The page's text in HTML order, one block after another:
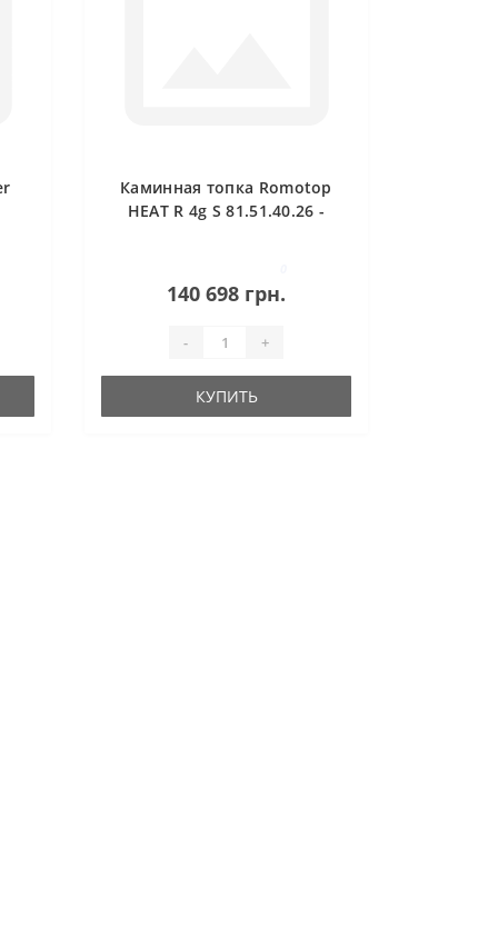
Каминная топка Romotop
HEAT R 4g S 81.51.40.26 -
140 698 грн.
- +
КУПИТЬ